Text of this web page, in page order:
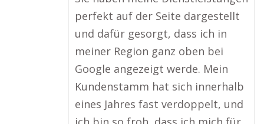
perfekt auf der Seite dargestellt
und dafür gesorgt, dass ich in
meiner Region ganz oben bei
Google angezeigt werde. Mein
Kundenstamm hat sich innerhalb
eines Jahres fast verdoppelt, und